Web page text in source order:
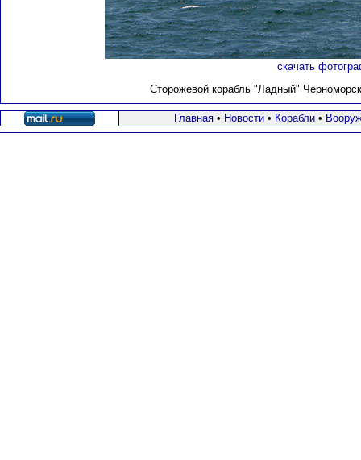
скачать
Сторожевой корабль "Ладный"
Главная• Новости• Корабли•